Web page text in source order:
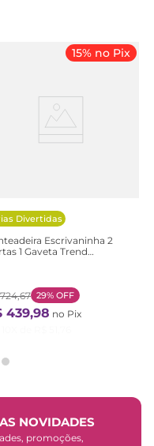
Divertidas
15% no Pix
Escrivaninha 2
1 Gaveta Trend
724,67 29% OFF
439,98 no Pix
NOVIDADES
promoções,